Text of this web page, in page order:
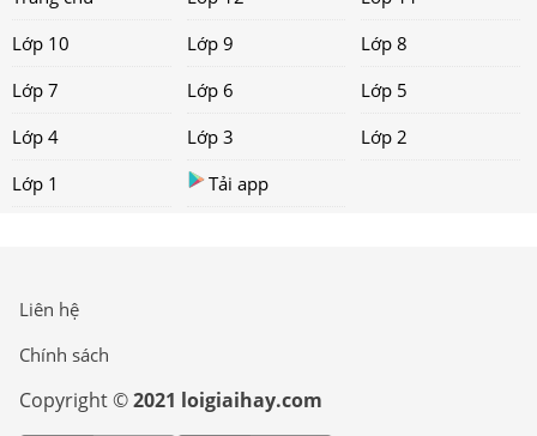
Lớp 10
Lớp 9
Lớp 8
Lớp 7
Lớp 6
Lớp 5
Lớp 4
Lớp 3
Lớp 2
Lớp 1
Tải app
Liên hệ
Chính sách
Copyright ©2021 loigiaihay.com